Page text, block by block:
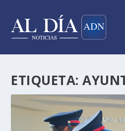
ETIQUETA: